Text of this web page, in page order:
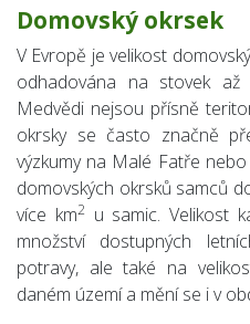
Domovský okrsek
V Evropě je velikost
odhadována na stovek až
Medvědi nejsou přísně
okrsky se často značně
výzkumy na Malé Fatře
domovských okrsků samců
více km2u samic. Velikost
množství dostupných
potravy, ale také na
daném území a mění se i v